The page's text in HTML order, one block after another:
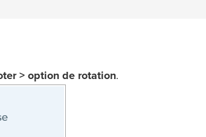
> option de rotation.